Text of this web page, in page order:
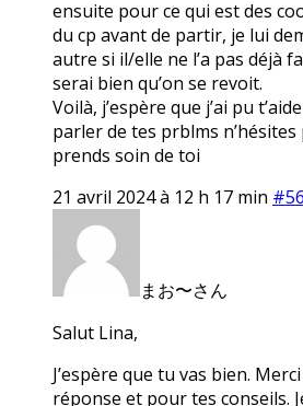
ensuite pour ce qui est des
du cp avant de partir, je lui
autre si il/elle ne l’a pas déjà
serai bien qu’on se revoit.
Voilà, j’espère que j’ai pu
parler de tes prblms n’hésites
prends soin de toi
21 avril 2024 à 12 h 17 min
まお〜さん
Salut Lina,
J’espère que tu vas bien.
réponse et pour tes conseils.